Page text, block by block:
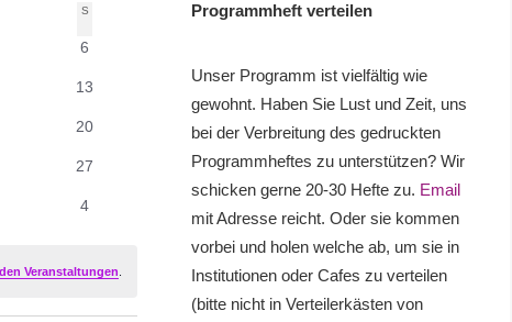
Suche
und
Ansichten,
Navigation
Ansichten-
S
0
Veranstaltungen
6
013
0
20
0
27
0
Veranstaltungen
4
Veranstaltungen
Programmheft verteilen
Unser Programm ist vielfältig wie
gewohnt. Haben Sie Lust und Zeit, uns
bei der Verbreitung des gedruckten
Programmheftes zu unterstützen? Wir
schicken gerne 20-30 Hefte zu. Email
mit Adresse reicht. Oder sie kommen
vorbei und holen welche ab, um sie in
Institutionen oder Cafes zu verteilen
(bitte nicht in Verteilerkästen von